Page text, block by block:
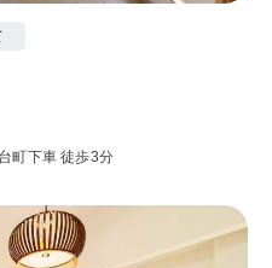
町下車 徒歩3分